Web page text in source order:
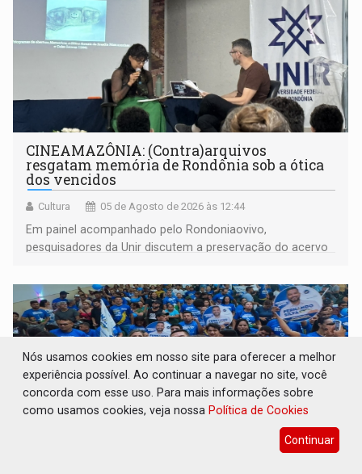
CINEAMAZÔNIA: (Contra)arquivos
resgatam memória de Rondônia sob a ótica
dos vencidos
Cultura 05 de Agosto de 2026 às 12:44
Em painel acompanhado pelo Rondoniaovivo,
pesquisadores da Unir discutem a preservação do acervo
memória como bússola para o futuro
Nós usamos cookies em nosso site para oferecer a melhor
experiência possível. Ao continuar a navegar no site, você
concorda com esse uso. Para mais informações sobre
como usamos cookies, veja nossa Política de Cookies
Continuar